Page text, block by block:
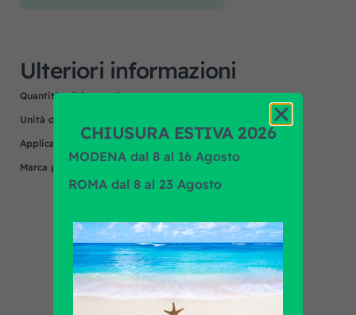
Ulteriori informazioni
Quantità minima
5
Unità di misura
Applicazione
Marca prodotto
Scopri tutti i prodotti
CHIUSURA ESTIVA 2026
MODENA dal 8 al 16 Agosto
ROMA dal 8 al 23 Agosto